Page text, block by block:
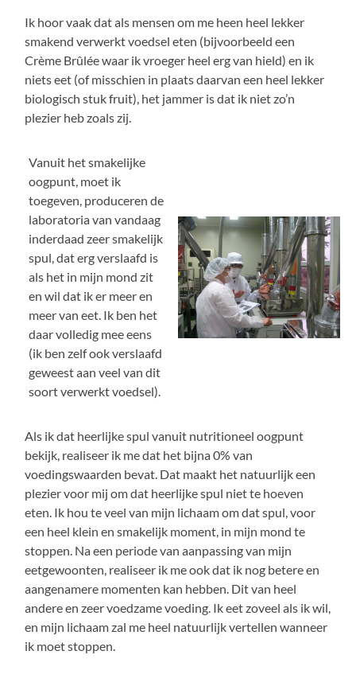
Ik hoor vaak dat als mensen om me heen heel lekker
smakend verwerkt voedsel eten (bijvoorbeeld een
Crème Brûlée waar ik vroeger heel erg van hield) en ik
niets eet (of misschien in plaats daarvan een heel lekker
biologisch stuk fruit), het jammer is dat ik niet zo’n
plezier heb zoals zij.
Vanuit het smakelijke
oogpunt, moet ik
toegeven, produceren de
laboratoria van vandaag
inderdaad zeer smakelijk
spul, dat erg verslaafd is
als het in mijn mond zit
en wil dat ik er meer en
meer van eet. Ik ben het
daar volledig mee eens
(ik ben zelf ook verslaafd
geweest aan veel van dit
soort verwerkt voedsel).
Als ik dat heerlijke spul vanuit nutritioneel oogpunt
bekijk, realiseer ik me dat het bijna 0% van
voedingswaarden bevat. Dat maakt het natuurlijk een
plezier voor mij om dat heerlijke spul niet te hoeven
eten. Ik hou te veel van mijn lichaam om dat spul, voor
een heel klein en smakelijk moment, in mijn mond te
stoppen. Na een periode van aanpassing van mijn
eetgewoonten, realiseer ik me ook dat ik nog betere en
aangenamere momenten kan hebben. Dit van heel
andere en zeer voedzame voeding. Ik eet zoveel als ik wil,
en mijn lichaam zal me heel natuurlijk vertellen wanneer
ik moet stoppen.